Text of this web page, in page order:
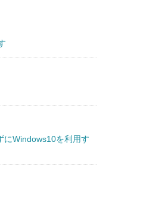
にWindows10を利用す